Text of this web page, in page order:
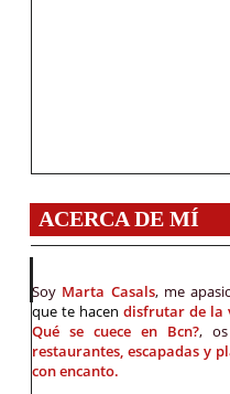
ACERCA DE MÍ
Soy Marta Casals, me
que te hacen disfrutar de la
Qué se cuece en Bcn?,
restaurantes, escapadas y
con encanto.